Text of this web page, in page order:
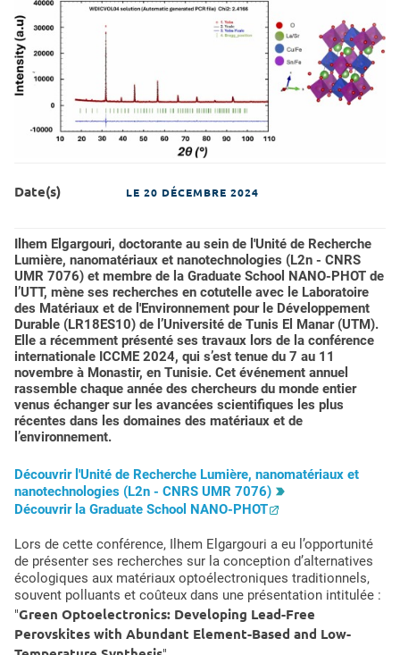
Date(s) LE 20 DÉCEMBRE 2024
Ilhem Elgargouri, doctorante au sein de l'Unité de Recherche
Lumière, nanomatériaux et nanotechnologies (L2n - CNRS
UMR 7076) et membre de la Graduate School NANO-PHOT de
l’UTT, mène ses recherches en cotutelle avec le Laboratoire
des Matériaux et de l'Environnement pour le Développement
Durable (LR18ES10) de l’Université de Tunis El Manar (UTM).
Elle a récemment présenté ses travaux lors de la conférence
internationale ICCME 2024, qui s’est tenue du 7 au 11
novembre à Monastir, en Tunisie. Cet événement annuel
rassemble chaque année des chercheurs du monde entier
venus échanger sur les avancées scientifiques les plus
récentes dans les domaines des matériaux et de
l’environnement.
Découvrir l'Unité de Recherche Lumière, nanomatériaux et
nanotechnologies (L2n - CNRS UMR 7076)
Découvrir la Graduate School NANO-PHOT
Lors de cette conférence, Ilhem Elgargouri a eu l’opportunité
de présenter ses recherches sur la conception d’alternatives
écologiques aux matériaux optoélectroniques traditionnels,
souvent polluants et coûteux dans une présentation intitulée :
"Green Optoelectronics: Developing Lead-Free
Perovskites with Abundant Element-Based and Low-